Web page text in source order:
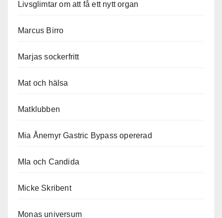
Livsglimtar om att få ett nytt organ
Marcus Birro
Marjas sockerfritt
Mat och hälsa
Matklubben
Mia Ånemyr Gastric Bypass opererad
MIa och Candida
Micke Skribent
Monas universum